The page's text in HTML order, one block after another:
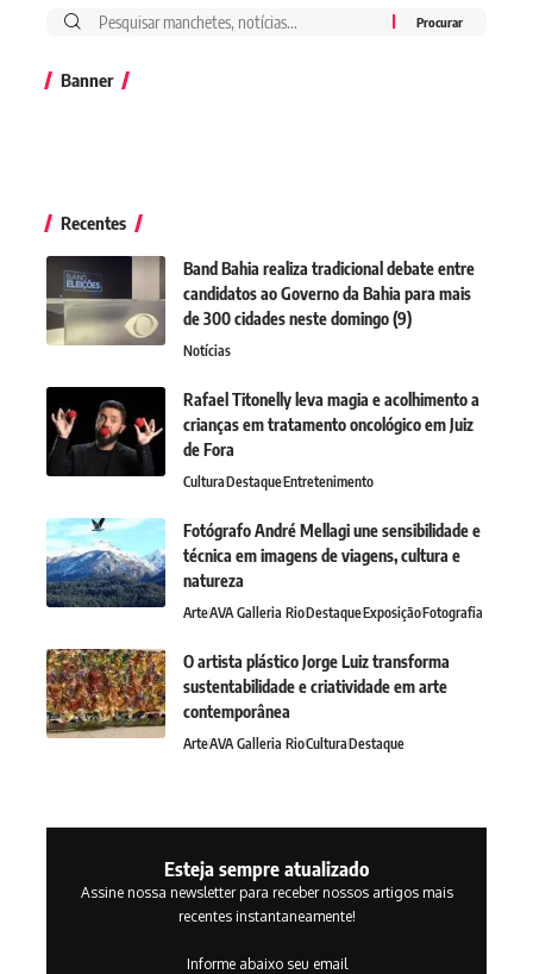
Banner
Recentes
Band Bahia realiza tradicional debate entre
candidatos ao Governo da Bahia para mais
de 300 cidades neste domingo (9)
Notícias
Rafael Titonelly leva magia e acolhimento a
crianças em tratamento oncológico em Juiz
de Fora
CulturaDestaqueEntretenimento
Fotógrafo André Mellagi une sensibilidade e
técnica em imagens de viagens, cultura e
natureza
ArteAVA Galleria RioDestaqueExposiçãoFotografia
O artista plástico Jorge Luiz transforma
sustentabilidade e criatividade em arte
contemporânea
ArteAVA Galleria RioCulturaDestaque
Esteja sempre atualizado
Assine nossa newsletter para receber nossos artigos mais
recentes instantaneamente!
Informe abaixo seu email